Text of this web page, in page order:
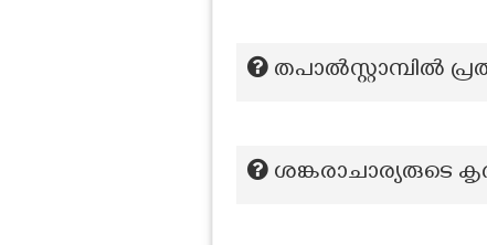
തപാൽസ്റ്റാമ്പിൽ
ശങ്കരാചാര്യരുടെ